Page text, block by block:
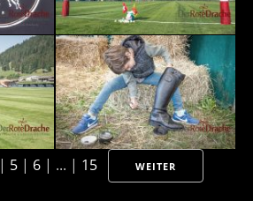
| 5 | 6 | ... | 15 WEITER